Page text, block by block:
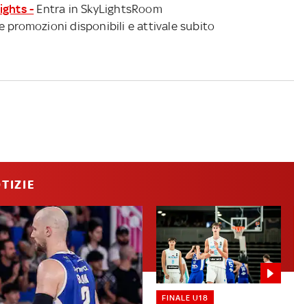
- Entra in SkyLightsRoom
promozioni disponibili e attivale subito
FINALE U18